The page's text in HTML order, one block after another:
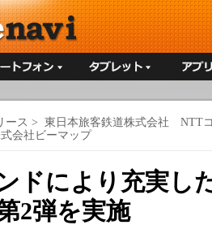
ース > 東日本旅客鉄道株式会社 NTT
会社ビーマップ
ドにより充実し
2弾を実施